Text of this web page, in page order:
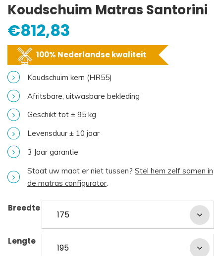
Koudschuim Matras Santorini
€812,83
100% Nederlandse kwaliteit
Koudschuim kern (HR55)
Afritsbare, uitwasbare bekleding
Geschikt tot ± 95 kg
Levensduur ± 10 jaar
3 Jaar garantie
Staat uw maat er niet tussen? Stel hem zelf samen in
de matras configurator
Breedte
Lengte